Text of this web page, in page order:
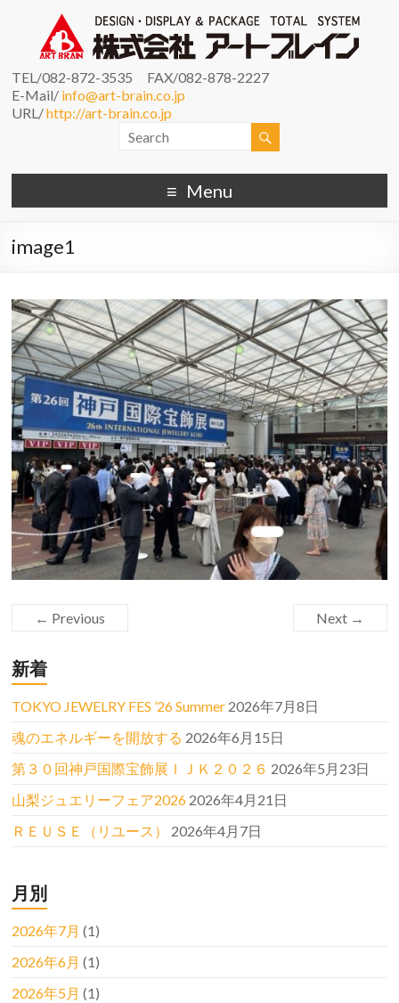
TEL/082-872-3535 FAX/082-878-2227
E-Mail/ info@art-brain.co.jp
URL/http://art-brain.co.jp
Menu
image1
← Previous Next →
新着
TOKYO JEWELRY FES ’26 Summer 2026年7月8日
魂のエネルギーを開放する 2026年6月15日
第３０回神戸国際宝飾展ＩＪＫ２０２６ 2026年5月23日
山梨ジュエリーフェア2026 2026年4月21日
ＲＥＵＳＥ（リユース）
2026年4月7日
月別
2026年7月 (1)
2026年6月 (1)
2026年5月 (1)